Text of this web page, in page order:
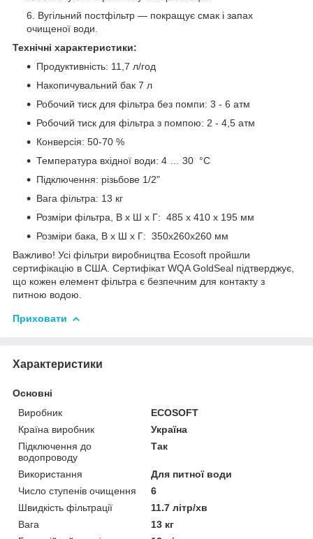
Вугільний постфільтр — покращує смак і запах
очищеної води.
Технічні характеристики:
Продуктивність: 11,7 л/год
Накопичувальний бак 7 л
Робочий тиск для фільтра без помпи: 3 - 6 атм
Робочий тиск для фільтра з помпою: 2 - 4,5 атм
Конверсія: 50-70 %
Температура вхідної води: 4 … 30 °С
Підключення: різьбове 1/2"
Вага фільтра: 13 кг
Розміри фільтра, В х Ш х Г: 485 х 410 х 195 мм
Розміри бака, В х Ш х Г: 350х260х260 мм
Важливо! Усі фільтри виробництва Ecosoft пройшли
сертифікацію в США. Сертифікат WQA GoldSeal підтверджує,
що кожен елемент фільтра є безпечним для контакту з
питною водою.
Приховати
Характеристики
Основні
Виробник
ECOSOFT
Країна виробник
Україна
Підключення до
водопроводу
Так
Використання
Для питної води
Число ступенів очищення
6
Швидкість фільтрації
11.7 літр/хв
Вага
13 кг